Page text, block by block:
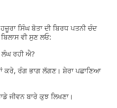
ਸਿੰਘ ਬੋਤਾ ਦੀ ਬਿਰਧ ਪਤਨੀ ਚੰਦ
ਵੀ ਸੁਣ ਲਓ:
ਲੰਘ ਰਹੀ ਐ?
ਕਰੇ, ਰੰਗ ਭਾਗ ਲੱਗਣ। ਸ਼ੇਰਾ ਪਛਾਣਿਆ
ਜੀਵਨ ਬਾਰੇ ਕੁਝ ਲਿਖਣਾ।